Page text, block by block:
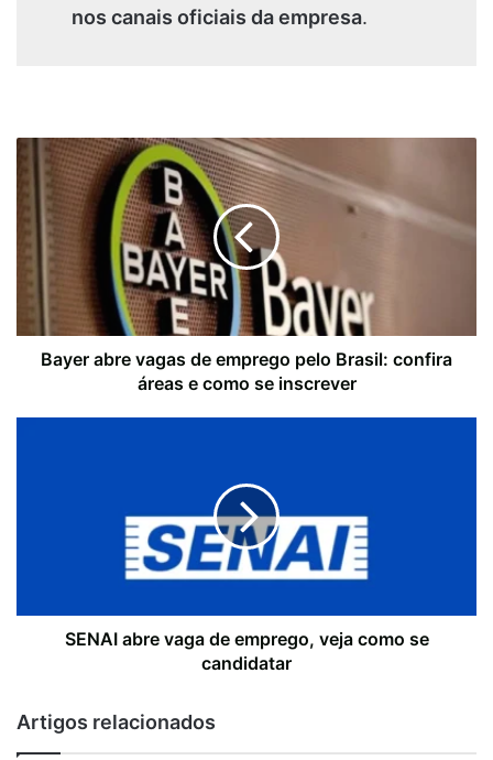
nos canais oficiais da empresa.
Bayer abre vagas de emprego pelo Brasil: confira
áreas e como se inscrever
SENAI abre vaga de emprego, veja como se
candidatar
Artigos relacionados